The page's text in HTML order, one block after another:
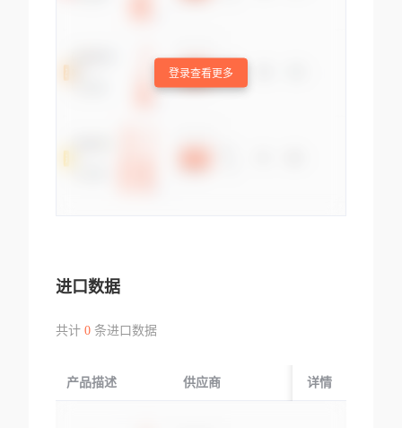
登录查看更多
进口数据
共计 0条进口数据
产品描述 供应商 起运国/地区
详情